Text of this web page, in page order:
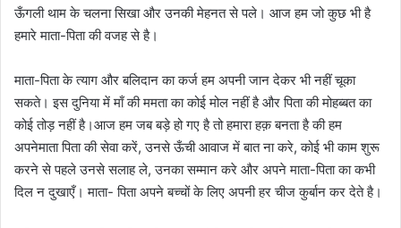
ऊँगली थाम के चलना सिखा और उनकी मेहनत से पले। आज हम जो कुछ भी है
हमारे माता-पिता की वजह से है।
माता-पिता के त्याग और बलिदान का कर्ज हम अपनी जान देकर भी नहीं चूका
सकते। इस दुनिया में माँ की ममता का कोई मोल नहीं है और पिता की मोहब्बत का
कोई तोड़ नहीं है।आज हम जब बड़े हो गए है तो हमारा हक़ बनता है की हम
अपनेमाता पिता की सेवा करें, उनसे ऊँची आवाज में बात ना करे, कोई भी काम शुरू
करने से पहले उनसे सलाह ले, उनका सम्मान करे और अपने माता-पिता का कभी
दिल न दुखाएँ। माता- पिता अपने बच्चों के लिए अपनी हर चीज कुर्बान कर देते है।